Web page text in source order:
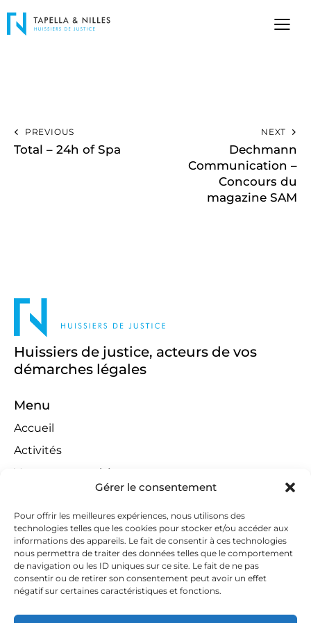
Gérer le consentement
Pour offrir les meilleures expériences, nous utilisons des
technologies telles que les cookies pour stocker et/ou accéder aux
informations des appareils. Le fait de consentir à ces technologies
nous permettra de traiter des données telles que le comportement
de navigation ou les ID uniques sur ce site. Le fait de ne pas
consentir ou de retirer son consentement peut avoir un effet
négatif sur certaines caractéristiques et fonctions.
PREVIOUS
Total – 24h of Spa
NEXT
Dechmann
Communication –
Concours du
magazine SAM
Huissiers de justice, acteurs de vos
démarches légales
Menu
Accueil
Activités
Ventes aux enchères
Compétences territoriales
Jeux concours
Liens
Contact
Contactez-nous